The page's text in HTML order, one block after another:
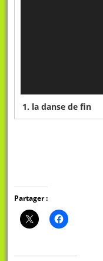
1. la danse de fin
Partager :